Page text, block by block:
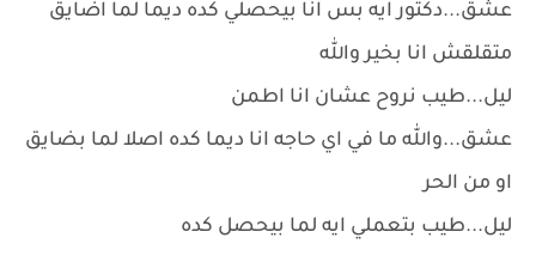
عشق...دكتور ايه بس انا بيحصلي كده ديما لما اضايق
متقلقش انا بخير والله
ليل...طيب نروح عشان انا اطمن
عشق...والله ما في اي حاجه انا ديما كده اصلا لما بضايق
او من الحر
ليل...طيب بتعملي ايه لما بيحصل كده